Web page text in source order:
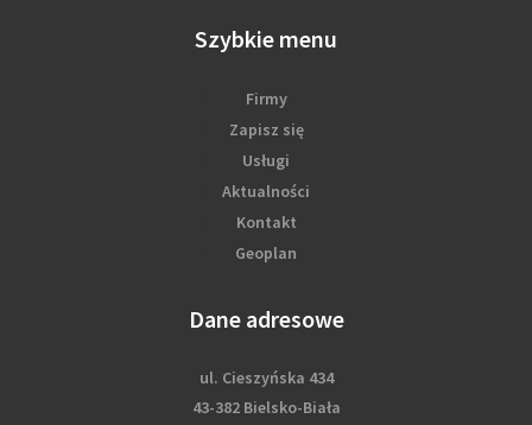
Szybkie menu
Firmy
Zapisz się
Usługi
Aktualności
Kontakt
Geoplan
Dane adresowe
ul. Cieszyńska 434
43-382 Bielsko-Biała